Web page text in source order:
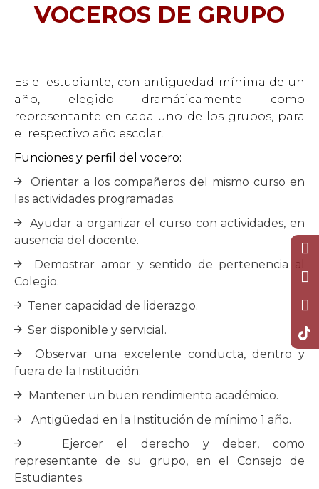
VOCEROS DE GRUPO
Es el estudiante, con antigüedad mínima de un
año, elegido dramáticamente como
representante en cada uno de los grupos, para
el respectivo año escolar.
Funciones y perfil del vocero:
Orientar a los compañeros del mismo curso en
las actividades programadas.
Ayudar a organizar el curso con actividades, en
ausencia del docente.
Demostrar amor y sentido de pertenencia al
Colegio.
Tener capacidad de liderazgo.
Ser disponible y servicial.
Observar una excelente conducta, dentro y
fuera de la Institución.
Mantener un buen rendimiento académico.
Antigüedad en la Institución de mínimo 1 año.
Ejercer el derecho y deber, como
representante de su grupo, en el Consejo de
Estudiantes.